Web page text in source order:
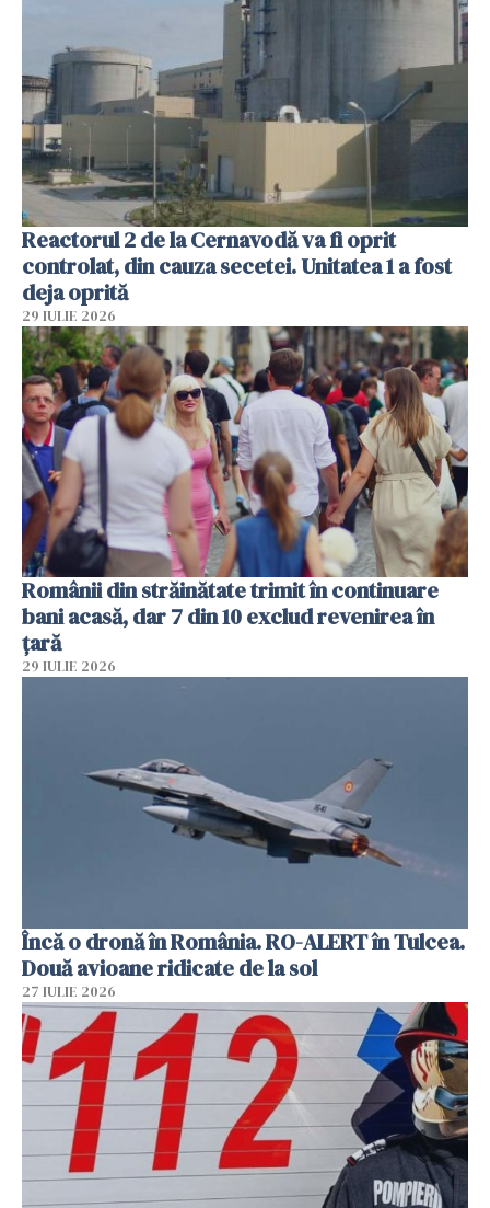
Reactorul 2 de la Cernavodă va fi oprit
controlat, din cauza secetei. Unitatea 1 a fost
deja oprită
29 IULIE 2026
Românii din străinătate trimit în continuare
bani acasă, dar 7 din 10 exclud revenirea în
țară
29 IULIE 2026
Încă o dronă în România. RO-ALERT în Tulcea.
Două avioane ridicate de la sol
27 IULIE 2026